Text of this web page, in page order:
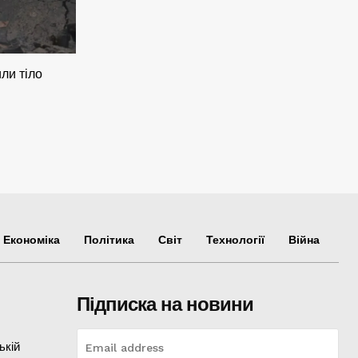
тіло
Економіка Політика Світ Технології Війна
Підписка на новини